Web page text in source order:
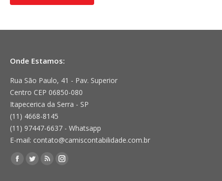
Onde Estamos:
Rua São Paulo, 41 - Pav. Superior
Centro CEP 06850-080
Itapecerica da Serra - SP
(11) 4668-8145
(11) 97447-6637 - Whatsapp
E-mail: contato@camiscontabilidade.com.br
Encontre-nos em:
Facebook
TwitterRss
Instagram